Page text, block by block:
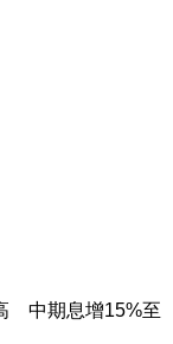
中期息增15%至